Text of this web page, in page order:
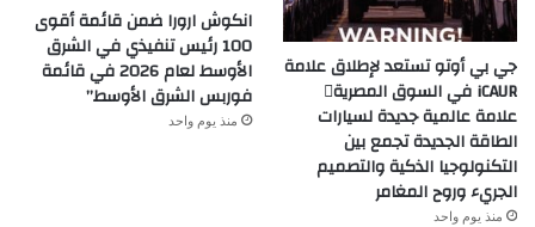
جي بي أوتو تستعد لإطلاق علامة
iCAUR في السوق المصرية
علامة عالمية جديدة لسيارات
الطاقة الجديدة تجمع بين
التكنولوجيا الذكية والتصميم
الجريء وروح المغامر
منذ يوم واحد
انكوش ارورا ضمن قائمة أقوى
100 رئيس تنفيذي في الشرق
الأوسط لعام 2026 في قائمة
فوربس الشرق الأوسط”
منذ يوم واحد